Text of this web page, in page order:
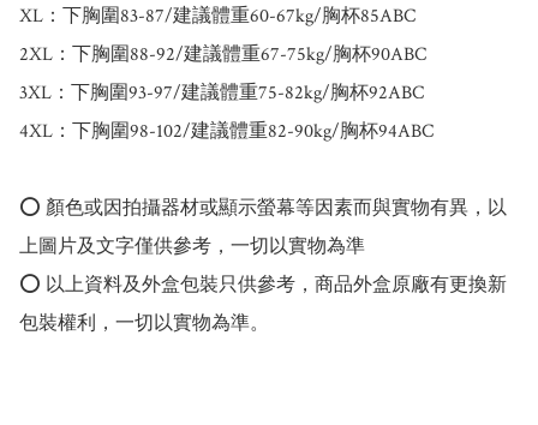
XL：下胸圍83-87/建議體重60-67kg/胸杯85ABC
2XL：下胸圍88-92/建議體重67-75kg/胸杯90ABC
3XL：下胸圍93-97/建議體重75-82kg/胸杯92ABC
4XL：下胸圍98-102/建議體重82-90kg/胸杯94ABC
⭕️ 顏色或因拍攝器材或顯示螢幕等因素而與實物有異，以
上圖片及文字僅供參考，一切以實物為準
⭕️ 以上資料及外盒包裝只供參考，商品外盒原廠有更換新
包裝權利，一切以實物為準。